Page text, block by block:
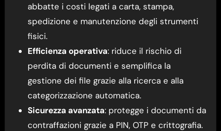
abbatte i costi legati a carta, stampa,
spedizione e manutenzione degli strumenti
fisici.
Efficienza operativa: riduce il rischio di
perdita di documenti e semplifica la
gestione dei file grazie alla ricerca e alla
categorizzazione automatica.
Sicurezza avanzata: protegge i documenti da
contraffazioni grazie a PIN, OTP e crittografia.